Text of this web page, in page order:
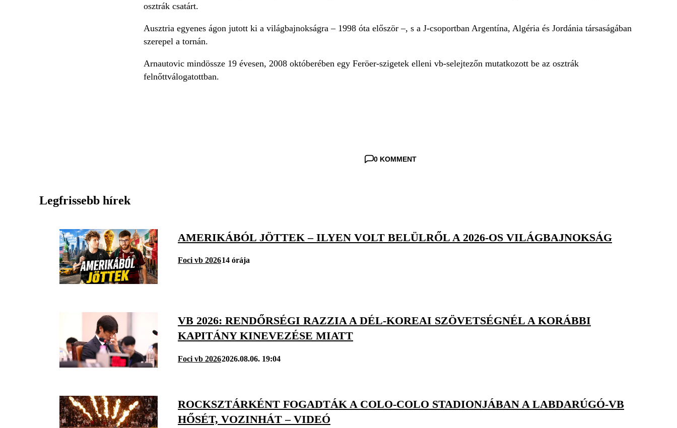
osztrák csatárt.
Ausztria egyenes ágon jutott ki a világbajnokságra – 1998 óta először –, s a J-csoportban Argentína, Algéria és Jordánia társaságában
szerepel a tornán.
Arnautovic mindössze 19 évesen, 2008 októberében egy Feröer-szigetek elleni vb-selejtezőn mutatkozott be az osztrák
felnőttválogatottban.
0 KOMMENT
Legfrissebb hírek
AMERIKÁBÓL JÖTTEK – ILYEN VOLT BELÜLRŐL A 2026-OS VILÁGBAJNOKSÁG
Foci vb 202614 órája
VB 2026: RENDŐRSÉGI RAZZIA A DÉL-KOREAI SZÖVETSÉGNÉL A KORÁBBI
KAPITÁNY KINEVEZÉSE MIATT
Foci vb 20262026.08.06. 19:04
ROCKSZTÁRKÉNT FOGADTÁK A COLO-COLO STADIONJÁBAN A LABDARÚGÓ-VB
HŐSÉT, VOZINHÁT – VIDEÓ